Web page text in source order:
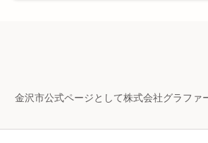
金沢市公式ページとして株式会社グラファ